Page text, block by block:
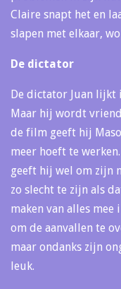
Claire snapt het en
slapen met elkaar,
De dictator
De dictator Juan lijkt
Maar hij wordt
de film geeft hij
meer hoeft te
geeft hij wel om zijn
zo slecht te zijn als
maken van alles
om de aanvallen te
maar ondanks zijn
leuk.